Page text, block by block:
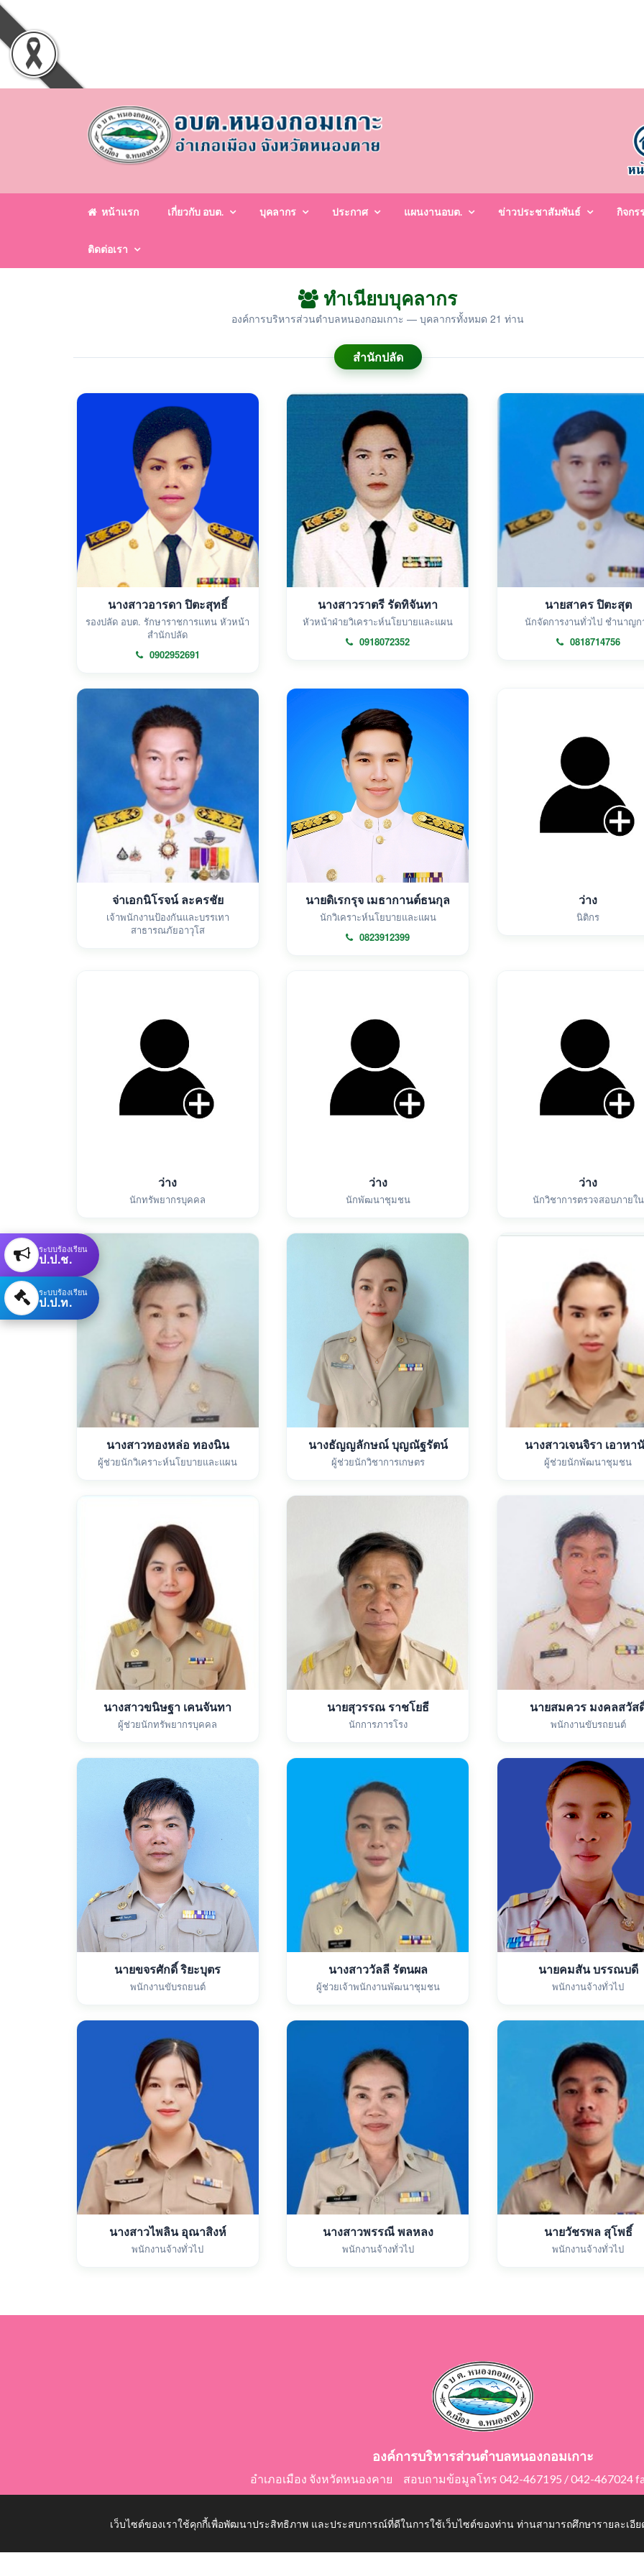
หน้าแรก เกี่ยวกับ อบต. บุคลากร ประกาศ แผนงานอบต. ข่าวประชาสัมพันธ์ กิจกร
ติดต่อเรา
ทำเนียบบุคลากร
องค์การบริหารส่วนตำบลหนองกอมเกาะ — บุคลากรทั้งหมด 21 ท่าน
สำนักปลัด
นางสาวอารดา ปิตะสุทธิ์
รองปลัด อบต. รักษาราชการแทน หัวหน้า
สำนักปลัด
0902952691
นางสาวราตรี รัดทิจันทา
หัวหน้าฝ่ายวิเคราะห์นโยบายและแผน
0918072352
นายสาคร ปิตะสุต
นักจัดการงานทั่วไป ชำนาญก
0818714756
จ่าเอกนิโรจน์ ละครชัย
เจ้าพนักงานป้องกันและบรรเทา
สาธารณภัยอาวุโส
นายดิเรกรุจ เมธากานต์ธนกุล
นักวิเคราะห์นโยบายและแผน
0823912399
ว่าง
นิติกร
ว่าง
นักทรัพยากรบุคคล
ว่าง
นักพัฒนาชุมชน
ว่าง
นักวิชาการตรวจสอบภายใน
นางสาวทองหล่อ ทองนิน
ผู้ช่วยนักวิเคราะห์นโยบายและแผน
นางธัญญลักษณ์ บุญณัฐรัตน์
ผู้ช่วยนักวิชาการเกษตร
นางสาวเจนจิรา เอาหา
ผู้ช่วยนักพัฒนาชุมชน
นางสาวขนิษฐา เคนจันทา
ผู้ช่วยนักทรัพยากรบุคคล
นายสุวรรณ ราชโยธี
นักการภารโรง
นายสมควร มงคลสวัส
พนักงานขับรถยนต์
นายขจรศักดิ์ ริยะบุตร
พนักงานขับรถยนต์
นางสาววัลลี รัตนผล
ผู้ช่วยเจ้าพนักงานพัฒนาชุมชน
นายคมสัน บรรณบดี
พนักงานจ้างทั่วไป
นางสาวไพลิน อุณาสิงห์
พนักงานจ้างทั่วไป
นางสาวพรรณี พลหลง
พนักงานจ้างทั่วไป
นายวัชรพล สุโพธิ์
พนักงานจ้างทั่วไป
องค์การบริหารส่วนตำบลหนองกอมเกาะ
อำเภอเมือง จังหวัดหนองคาย สอบถามข้อมูลโทร 042-467195 / 042-467024
E-Mail: saraban@nongkomkor.go.th
ระบบร้องเรียน
ป.ป.ช.
ระบบร้องเรียน
ป.ป.ท.
เว็บไซต์ของเราใช้คุกกี้เพื่อพัฒนาประสิทธิภาพ และประสบการณ์ที่ดีในการใช้เว็บไซต์ของท่าน ท่านสามารถศึกษารายละเอี